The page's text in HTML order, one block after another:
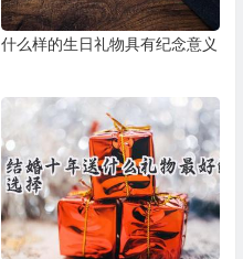
什么样的生日礼物具有纪念意义